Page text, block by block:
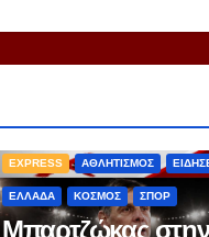
EXPRESS ΑΘΛΗΤΙΣΜΟΣ
ΕΛΛΑΔΑ ΚΟΣΜΟΣ ΣΠΟΡ
Μπαρτζώκας στην